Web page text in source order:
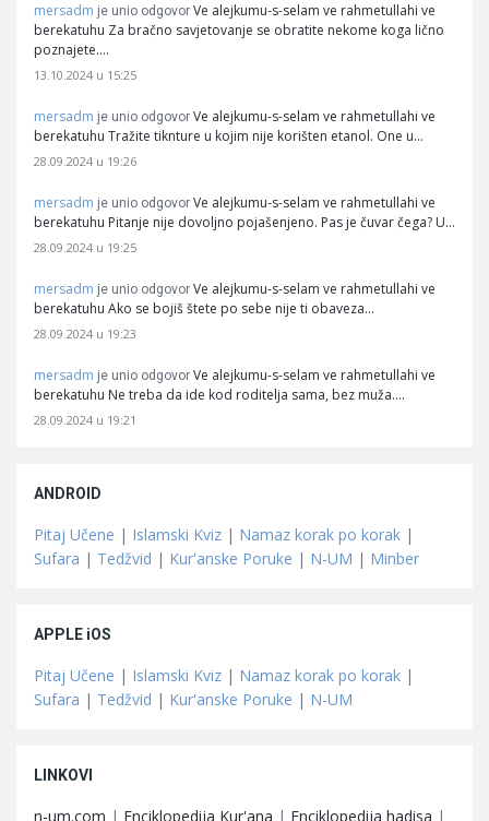
mersadm je unio odgovor Ve alejkumu-s-selam ve rahmetullahi ve
berekatuhu Za bračno savjetovanje se obratite nekome koga lično
poznajete.…
13.10.2024 u 15:25
mersadm je unio odgovor Ve alejkumu-s-selam ve rahmetullahi ve
berekatuhu Tražite tiknture u kojim nije korišten etanol. One u…
28.09.2024 u 19:26
mersadm je unio odgovor Ve alejkumu-s-selam ve rahmetullahi ve
berekatuhu Pitanje nije dovoljno pojašenjeno. Pas je čuvar čega? U…
28.09.2024 u 19:25
mersadm je unio odgovor Ve alejkumu-s-selam ve rahmetullahi ve
berekatuhu Ako se bojiš štete po sebe nije ti obaveza…
28.09.2024 u 19:23
mersadm je unio odgovor Ve alejkumu-s-selam ve rahmetullahi ve
berekatuhu Ne treba da ide kod roditelja sama, bez muža.…
28.09.2024 u 19:21
ANDROID
Pitaj Učene | Islamski Kviz | Namaz korak po korak |
Sufara | Tedžvid | Kur'anske Poruke | N-UM | Minber
APPLE iOS
Pitaj Učene | Islamski Kviz | Namaz korak po korak |
Sufara | Tedžvid | Kur'anske Poruke | N-UM
LINKOVI
n-um.com | Enciklopedija Kur'ana | Enciklopedija hadisa |